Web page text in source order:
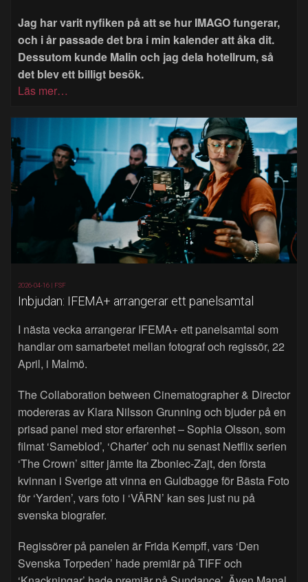
Jag har varit nyfiken på att se hur IMAGO fungerar,
och i år passade det bra i min kalender att åka dit.
Dessutom kunde Malin och jag dela hotellrum, så
det blev ett billigt besök.
Läs mer…
2026-04-16 | FSF
Inbjudan: IFEMA+ arrangerar ett panelsamtal
I nästa vecka arrangerar IFEMA+ ett panelsamtal som
handlar om samarbetet mellan fotograf och regissör, 22
April, i Malmö.
The Collaboration between Cinematographer & Director
modereras av Klara Nilsson Grunning och bjuder på en
prisad panel med stor erfarenhet – Sophia Olsson, som
filmat ‘Sameblod’, ‘Charter’ och nu senast Netflix serien
‘The Crown’ sitter jämte Ita Zboniec-Zajt, den första
kvinnan i Sverige att vinna en Guldbagge för Bästa Foto
för ‘Yarden’, vars foto i ‘VÄRN’ kan ses just nu på
svenska biografer.
Regissörer på panelen är Frida Kempff, vars ‘Den
Svenska Torpeden’ hade premiär på TIFF och